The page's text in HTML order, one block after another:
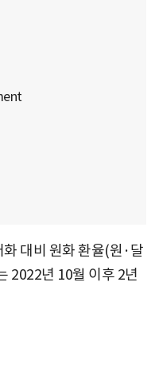
대비 원화 환율(원·달
2022년 10월 이후 2년